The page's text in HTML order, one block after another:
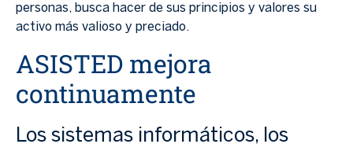
personas, busca hacer de sus principios y valores su
activo más valioso y preciado.
ASISTED mejora
continuamente
Los sistemas informáticos, los